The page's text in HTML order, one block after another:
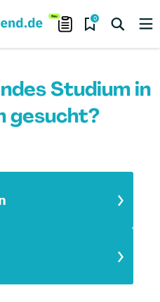
0
Studium in
gesucht?